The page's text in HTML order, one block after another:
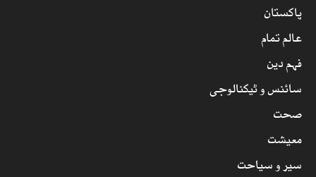
پاکستان
عالم تمام
فہم دین
سائنس و ٹیکنالوجی
صحت
معیشت
سیر و سیاحت